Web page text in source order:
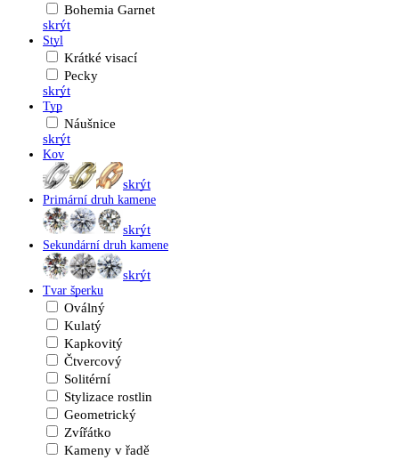
Bohemia Garnet
skrýt
Styl
Krátké visací
Pecky
skrýt
Typ
Náušnice
skrýt
Kov
skrýt
Primární druh kamene
skrýt
Sekundární druh kamene
skrýt
Tvar šperku
Oválný
Kulatý
Kapkovitý
Čtvercový
Solitérní
Stylizace rostlin
Geometrický
Zvířátko
Kameny v řadě